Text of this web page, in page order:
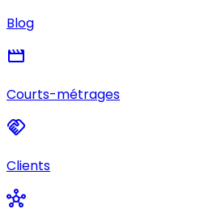
Blog
movie
Courts-métrages
handshake
Clients
hub